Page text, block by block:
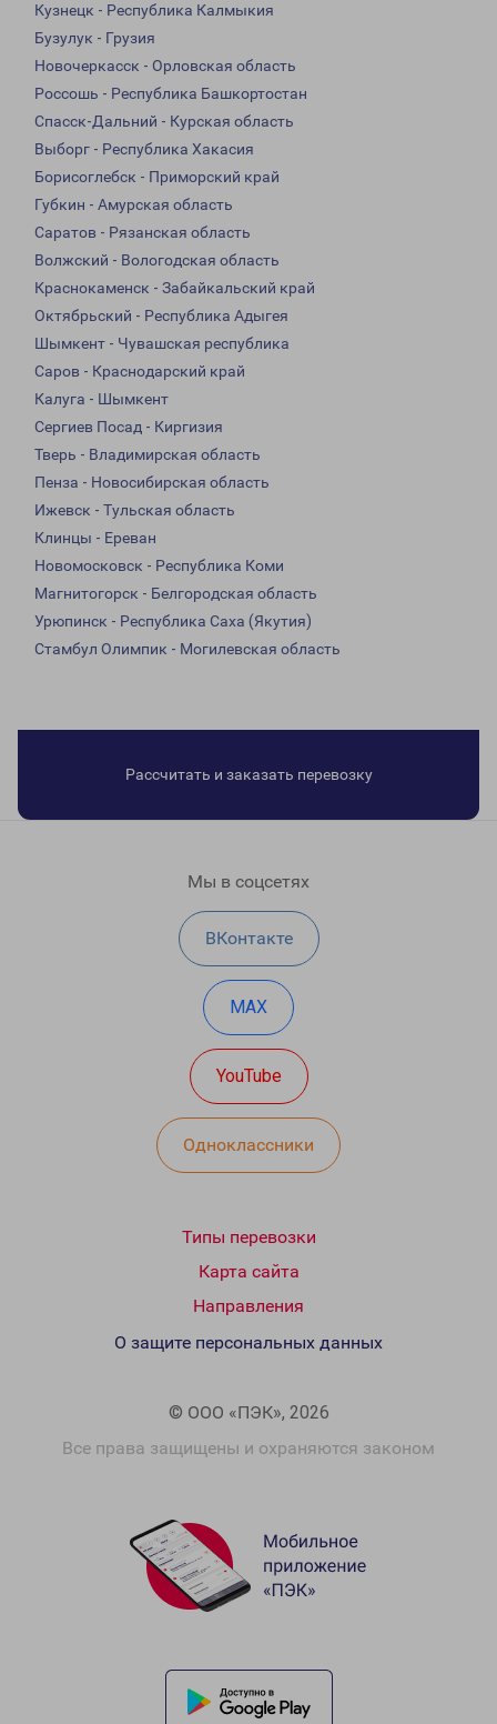
Кузнецк - Республика Калмыкия
Бузулук - Грузия
Новочеркасск - Орловская область
Россошь - Республика Башкортостан
Спасск-Дальний - Курская область
Выборг - Республика Хакасия
Борисоглебск - Приморский край
Губкин - Амурская область
Саратов - Рязанская область
Волжский - Вологодская область
Краснокаменск - Забайкальский край
Октябрьский - Республика Адыгея
Шымкент - Чувашская республика
Саров - Краснодарский край
Калуга - Шымкент
Сергиев Посад - Киргизия
Тверь - Владимирская область
Пенза - Новосибирская область
Ижевск - Тульская область
Клинцы - Ереван
Новомосковск - Республика Коми
Магнитогорск - Белгородская область
Урюпинск - Республика Саха (Якутия)
Стамбул Олимпик - Могилевская область
Рассчитать и заказать перевозку
Мы в соцсетях
ВКонтакте
MAX
YouTube
Одноклассники
Типы перевозки
Карта сайта
Направления
© ООО «ПЭК», 2026
Все права защищены и охраняются законом
О защите персональных данных